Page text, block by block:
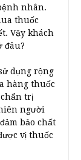
nhân.
thuốc
Vậy khách
đâu?
dụng rộng
hàng thuốc
chẩn trị
người
bảo chất
vị thuốc